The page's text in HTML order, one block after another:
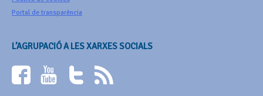
Portal de transparència
L’AGRUPACIÓ A LES XARXES SOCIALS